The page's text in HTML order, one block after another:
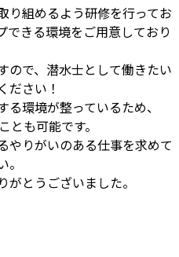
り組めるよう研修を行ってお
できる環境をご用意しており
ので、潜水士として働きたい
ださい！
環境が整っているため、
も可能です。
やりがいのある仕事を求めて
。
とうございました。